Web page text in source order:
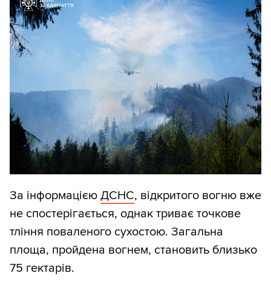
За інформацією ДСНС, відкритого вогню вже
не спостерігається, однак триває точкове
тління поваленого сухостою. Загальна
площа, пройдена вогнем, становить близько
75 гектарів.